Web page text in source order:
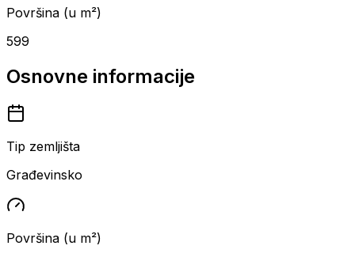
Površina (u m²)
599
Osnovne informacije
Tip zemljišta
Građevinsko
Površina (u m²)